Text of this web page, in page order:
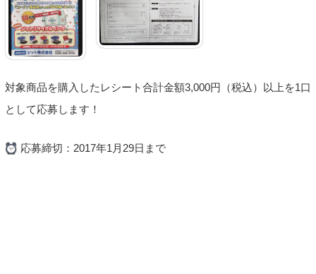
対象商品を購入したレシート合計金額3,000円（税込）以上を1口
として応募します！
応募締切：2017年1月29日まで